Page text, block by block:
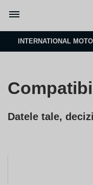
INTERNATIONAL
Datele tale,